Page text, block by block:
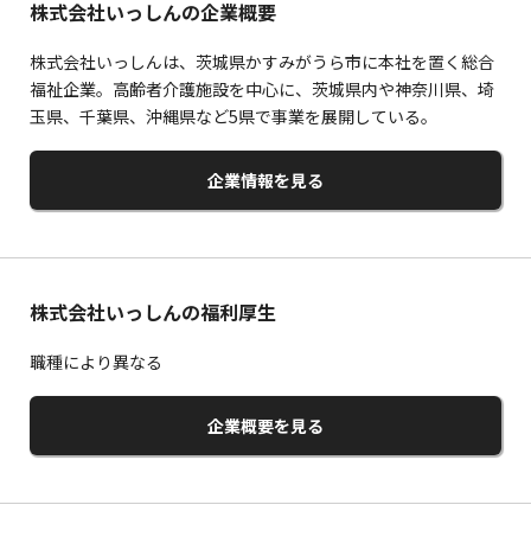
株式会社いっしんの企業概要
株式会社いっしんは、茨城県かすみがうら市に本社を置く総合
福祉企業。高齢者介護施設を中心に、茨城県内や神奈川県、埼
玉県、千葉県、沖縄県など5県で事業を展開している。
企業情報を見る
株式会社いっしんの福利厚生
職種により異なる
企業概要を見る